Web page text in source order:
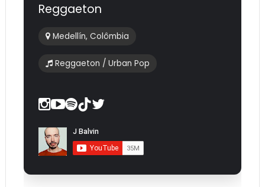
Reggaeton
Medellín, Colômbia
Reggaeton / Urban Pop